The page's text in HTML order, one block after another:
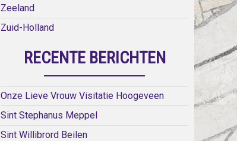
Zeeland
Zuid-Holland
RECENTE BERICHTEN
Onze Lieve Vrouw Visitatie Hoogeveen
Sint Stephanus Meppel
Sint Willibrord Beilen